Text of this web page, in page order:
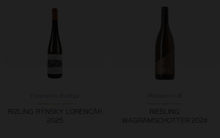
RIZLING RÝNSKY LORENCÁR
2025
RIESLING
WAGRAMSCHOTTER 2024